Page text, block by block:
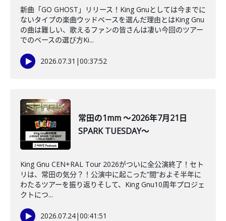
新曲「GO GHOST」リリース！King Gnuとしては今までに
ないタイプの楽曲ウッドベースを選んだ理由とはKing Gnu
の曲は難しい、歌えるファンの皆さんは凄い今回のツアー
でのベースの選び方Ki...
2026.07.31 |00:37:52
常田の1mm ～2026年7月21日
SPARK TUESDAY～
King Gnu CEN+RAL Tour 2026がついに全公演終了！セト
リは、常田の気分？！公演中に起こった”間”およそ半年に
わたるツアーを振り返りそして、King Gnu10周年プロジェ
クトにつ...
2026.07.24|00:41:51